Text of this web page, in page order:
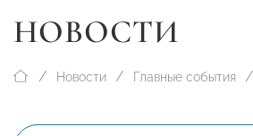
НОВОСТИ
Новости Главные события